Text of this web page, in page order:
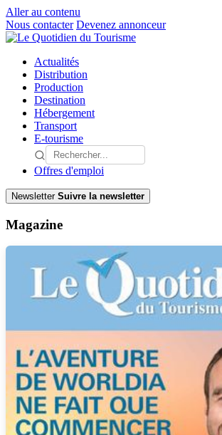
Aller au contenu
Nous contacter Devenez annonceur
Actualités
Distribution
Production
Destination
Hébergement
Transport
E-tourisme
Offres d'emploi
Newsletter Suivre la newsletter
Magazine